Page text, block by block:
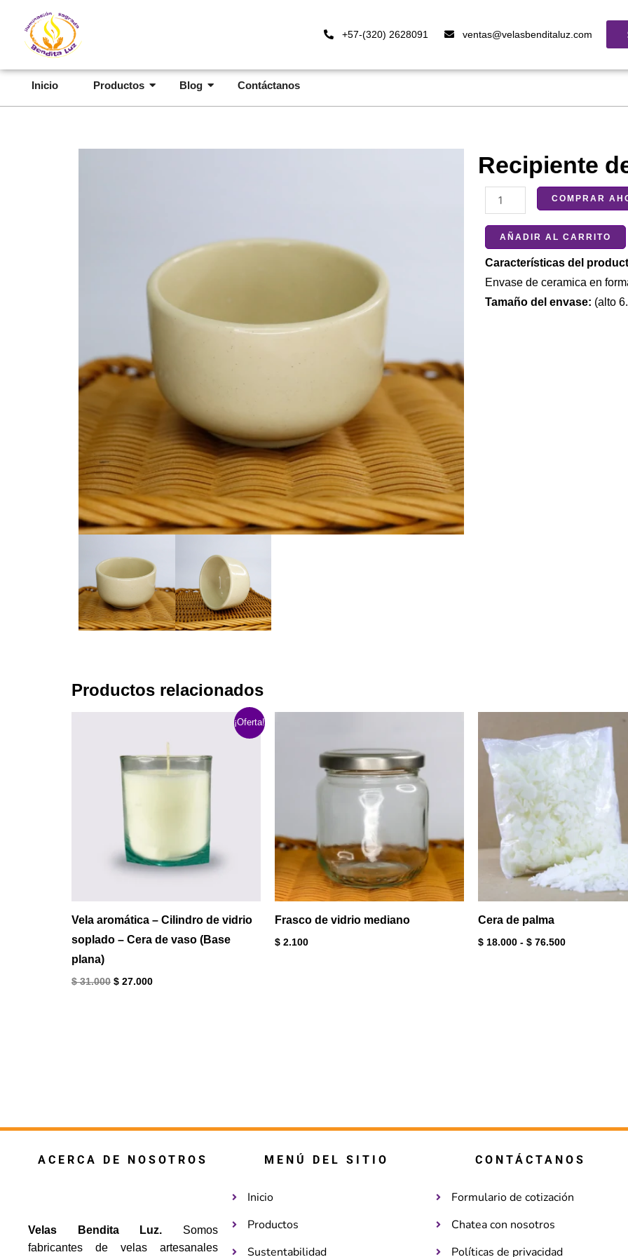
+57-(320) 2628091 ventas@velasbenditaluz.com
Inicio Productos Blog Contáctanos
Recipiente
Recipiente
de
cerámica
COMPRAR
AÑADIR AL CARRITO
Características del
Envase de ceramica en
Tamaño del envase: (alto
Productos relacionados
¡Oferta!
Vela aromática – Cilindro de vidrio
soplado – Cera de vaso (Base
plana)
$31.000
era:
$ 31.000.
$ 27.000
actual
es:
$ 27.000.
Frasco de vidrio mediano
$ 2.100
Cera de palma
$ 18.000 - $ 76.500
de
precios:
desde
$ 18.000
hasta
$ 76.500
ACERCA DE NOSOTROS
Velas Bendita Luz. Somos
fabricantes de velas artesanales
MENÚ DEL SITIO
Inicio
Productos
Sustentabilidad
CONTÁCTANOS
Formulario de cotización
Chatea con nosotros
Políticas de privacidad